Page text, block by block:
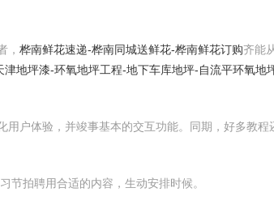
， 桦南鲜花速递-桦南同城送鲜花-桦南鲜花订购齐能
津地坪漆-环氧地坪工程-地下车库地坪-自流平环氧地
用户体验，并竣事基本的交互功能。同期，好多教程
节拍聘用合适的内容，生动安排时候。